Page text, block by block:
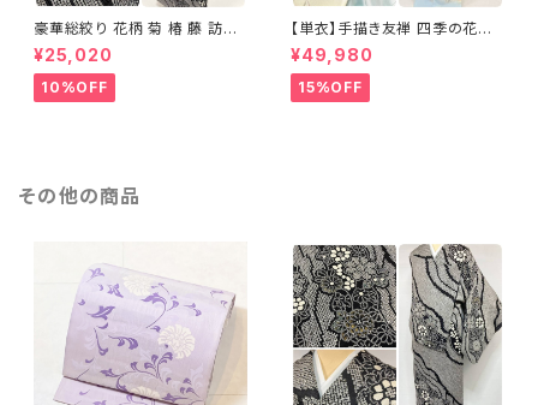
豪華総絞り 花柄 菊 椿 藤 訪問
着 鹿の子絞り ラメ 正絹 黒 白
グレー 1435
¥25,020
10%OFF
【単衣】手描き友禅 四季の花々
正絹 訪問着 水色 黄緑 白 パス
テルカラー 1431
¥49,980
15%OFF
その他の商品